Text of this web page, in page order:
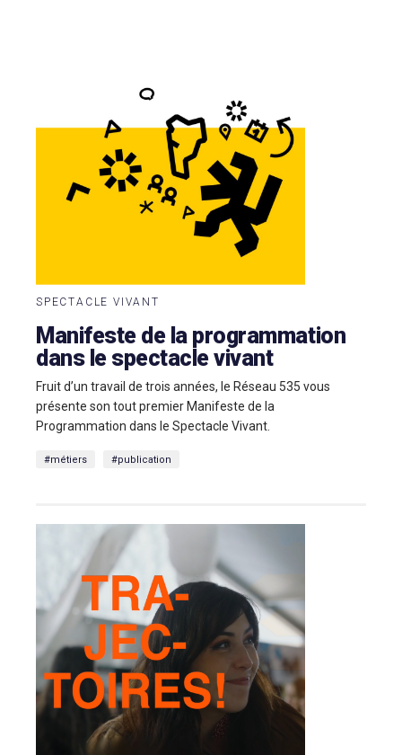
SPECTACLE VIVANT
Manifeste de la programmation
dans le spectacle vivant
Fruit d’un travail de trois années, le Réseau 535 vous
présente son tout premier Manifeste de la
Programmation dans le Spectacle Vivant.
#métiers #publication